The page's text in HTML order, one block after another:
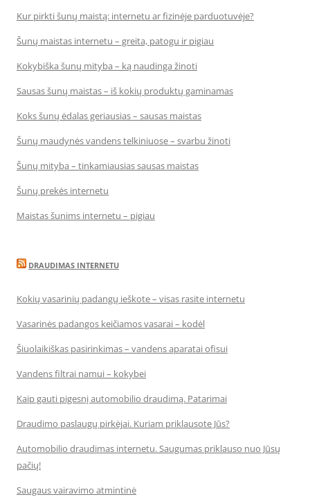
Kur pirkti šunų maistą: internetu ar fizinėje parduotuvėje?
Šunų maistas internetu – greita, patogu ir pigiau
Kokybiška šunų mityba – ką naudinga žinoti
Sausas šunų maistas – iš kokių produktų gaminamas
Koks šunų ėdalas geriausias – sausas maistas
Šunų maudynės vandens telkiniuose – svarbu žinoti
Šunų mityba – tinkamiausias sausas maistas
Šunų prekės internetu
Maistas šunims internetu – pigiau
DRAUDIMAS INTERNETU
Kokių vasarinių padangų ieškote – visas rasite internetu
Vasarinės padangos keičiamos vasarai – kodėl
Šiuolaikiškas pasirinkimas – vandens aparatai ofisui
Vandens filtrai namui – kokybei
Kaip gauti pigesnį automobilio draudimą. Patarimai
Draudimo paslaugų pirkėjai. Kuriam priklausote Jūs?
Automobilio draudimas internetu. Saugumas priklauso nuo Jūsų
pačių!
Saugaus vairavimo atmintinė